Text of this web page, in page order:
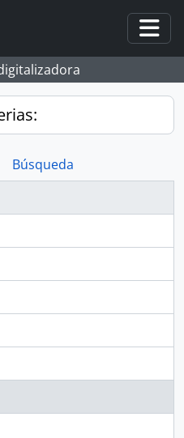
Búsqueda